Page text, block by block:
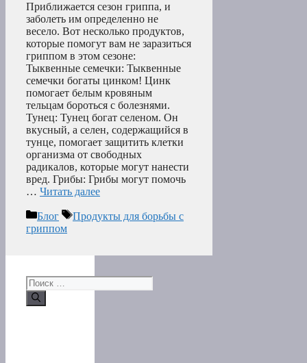
Приближается сезон гриппа, и
заболеть им определенно не
весело. Вот несколько продуктов,
которые помогут вам не заразиться
гриппом в этом сезоне:
Тыквенные семечки: Тыквенные
семечки богаты цинком! Цинк
помогает белым кровяным
тельцам бороться с болезнями.
Тунец: Тунец богат селеном. Он
вкусный, а селен, содержащийся в
тунце, помогает защитить клетки
организма от свободных
радикалов, которые могут нанести
вред. Грибы: Грибы могут помочь
… Читать далее
Рубрики
Блог Метки
Продукты для борьбы с
гриппом
Поиск: